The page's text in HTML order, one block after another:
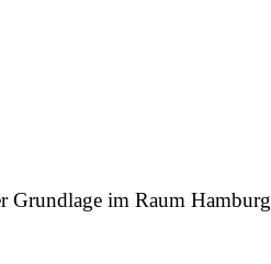
Grundlage im Raum Hamburg